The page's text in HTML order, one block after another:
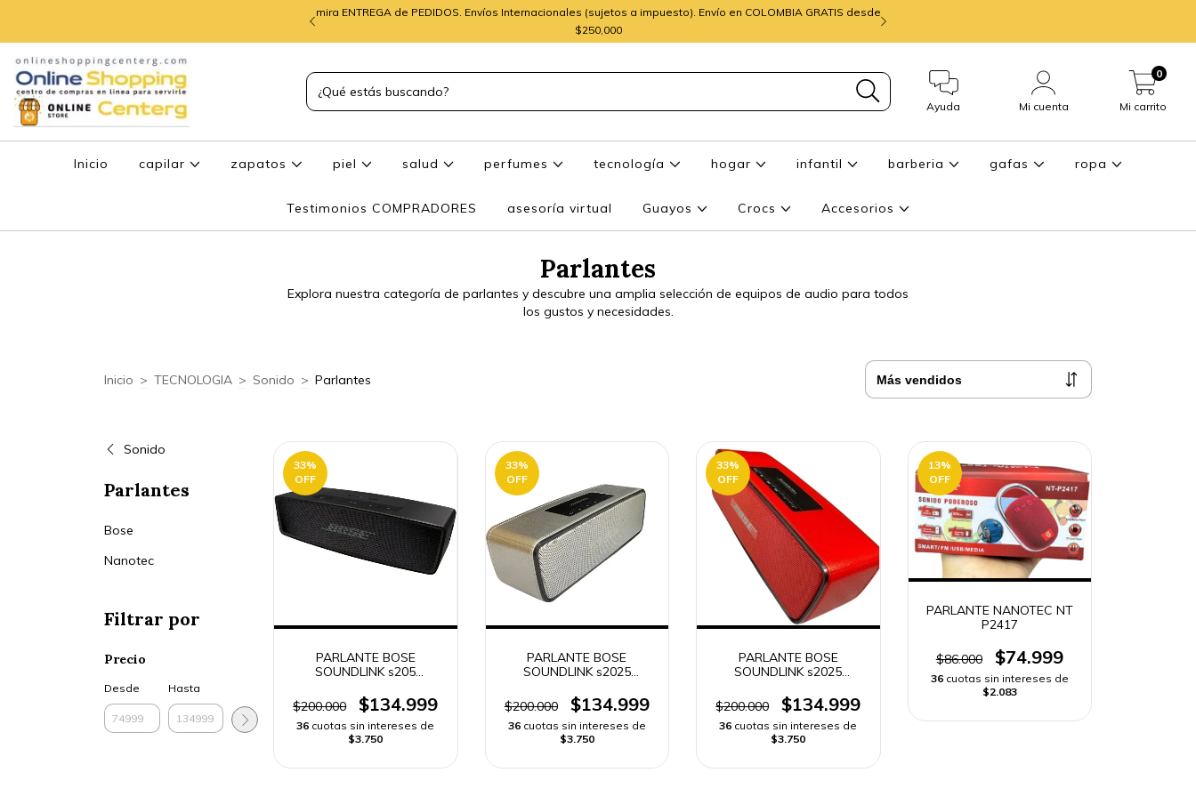
mira ENTREGA de PEDIDOS. Envíos Internacionales (sujetos a impuesto). Envío en COLOMBIA GRATIS desde
$250,000
Ayuda Mi cuenta Mi carrito
0
Inicio capilar zapatos piel salud perfumes tecnología hogar infantil barberia gafas ropa
Testimonios COMPRADORES asesoría virtual Guayos Crocs Accesorios
Parlantes
Explora nuestra categoría de parlantes y descubre una amplia selección de equipos de audio para todos
los gustos y necesidades.
Inicio > TECNOLOGIA > Sonido > Parlantes
Sonido
Parlantes
Bose
Nanotec
Filtrar por
Precio
Desde Hasta
33%
OFF
PARLANTE BOSE
SOUNDLINK s205
ENVÍO RÁPIDO
$200.000 $134.999
36 cuotas sin intereses de
$3.750
33%
OFF
PARLANTE BOSE
SOUNDLINK s2025
ENVÍO RÁPIDO
$200.000 $134.999
36 cuotas sin intereses de
$3.750
33%
OFF
PARLANTE BOSE
SOUNDLINK s2025
ENVIO RAPIDO
$200.000 $134.999
36 cuotas sin intereses de
$3.750
13%
OFF
PARLANTE NANOTEC NT
P2417
$86.000 $74.999
36 cuotas sin intereses de
$2.083